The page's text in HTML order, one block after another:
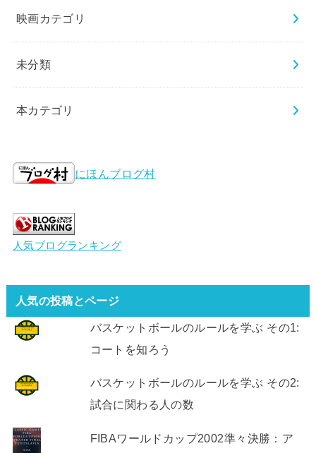
映画カテゴリ
未分類
本カテゴリ
にほんブログ村
人気ブログランキング
人気の投稿とページ
バスケットボールのルールを学ぶ その1:
コートを知ろう
バスケットボールのルールを学ぶ その2:
試合に関わる人の数
FIBAワールドカップ2002準々決勝：ア